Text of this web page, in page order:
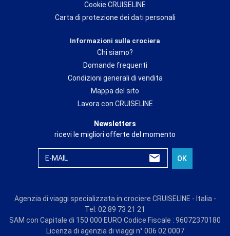
Cookie CRUISELINE
Carta di protezione dei dati personali
Informazioni sulla crociera
Chi siamo?
Domande frequenti
Condizioni generali di vendita
Mappa del sito
Lavora con CRUISELINE
Newsletters
ricevi le migliori offerte del momento
E-MAIL OK
Agenzia di viaggi specializzata in crociere CRUISELINE - Italia -
Tel: 02 89 73 21 21
SAM con Capitale di 150 000 EURO Codice Fiscale : 96072370180
Licenza di agenzia di viaggi n° 006 02 0007